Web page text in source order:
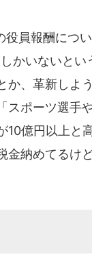
員報酬につ
かいないと
か、革新しよ
スポーツ選手
10億円以上と
納めてるけ